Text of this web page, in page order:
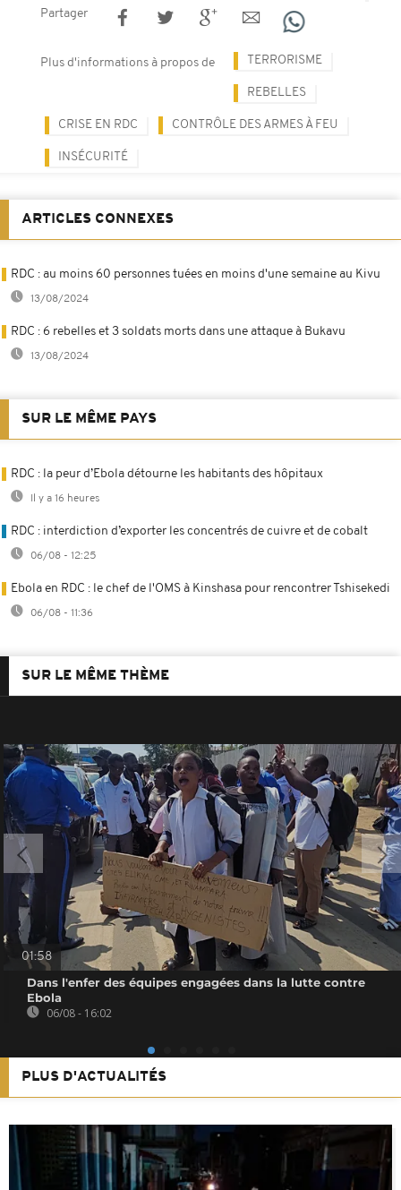
Partager
Plus d'informations à propos de TERRORISME
REBELLES
CRISE EN RDC CONTRÔLE DES ARMES À FEU
INSÉCURITÉ
ARTICLES CONNEXES
RDC : au moins 60 personnes tuées en moins d'une semaine au Kivu
13/08/2024
RDC : 6 rebelles et 3 soldats morts dans une attaque à Bukavu
13/08/2024
SUR LE MÊME PAYS
RDC : la peur d’Ebola détourne les habitants des hôpitaux
Il y a 16 heures
RDC : interdiction d’exporter les concentrés de cuivre et de cobalt
06/08 - 12:25
Ebola en RDC : le chef de l'OMS à Kinshasa pour rencontrer Tshisekedi
06/08 - 11:36
SUR LE MÊME THÈME
01:58
Dans l'enfer des équipes engagées dans la lutte contre
Ebola
06/08 - 16:02
PLUS D'ACTUALITÉS